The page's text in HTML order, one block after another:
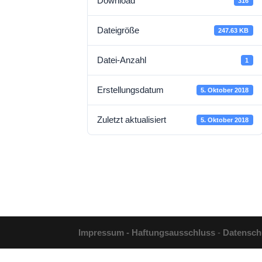
Dateigröße 247.63 KB
Datei-Anzahl 1
Erstellungsdatum 5. Oktober 2018
Zuletzt aktualisiert 5. Oktober 2018
Impressum - Haftungsausschluss -